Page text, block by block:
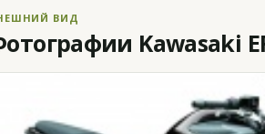
ВИД
Kawasaki